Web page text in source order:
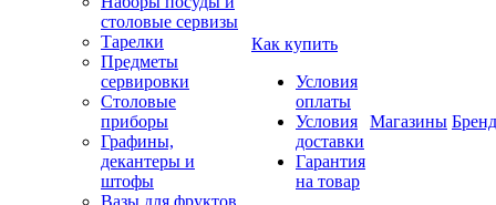
столовые сервизы
Тарелки
Предметы
сервировки
Столовые
приборы
Графины,
декантеры и
штофы
Вазы для фруктов
Как купить
Условия
оплаты
Условия
доставки
Гарантия
на товар
Магазины